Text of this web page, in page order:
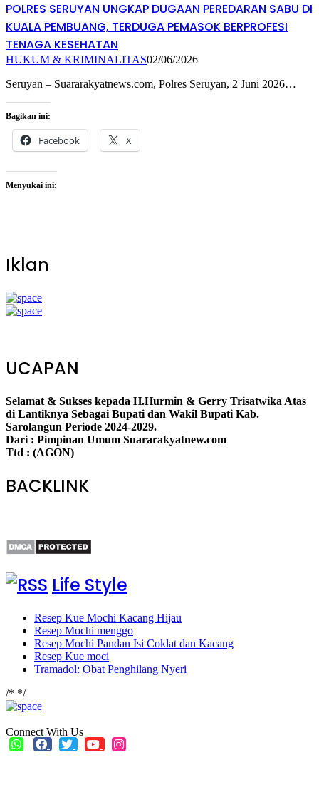
POLRES SERUYAN UNGKAP DUGAAN PEREDARAN SABU DI
KUALA PEMBUANG, TERDUGA PEMASOK BERPROFESI
TENAGA KESEHATAN
HUKUM & KRIMINALITAS02/06/2026
Seruyan – Suararakyatnews.com, Polres Seruyan, 2 Juni 2026…
Bagikan ini:
Facebook X
Menyukai ini:
Iklan
UCAPAN
Selamat & Sukses kepada H.Hurmin & Gerry Trisatwika Atas
di Lantiknya Sebagai Bupati dan Wakil Bupati Kab.
Sarolangun Periode 2024-2029.
Dari : Pimpinan Umum Suararakyatnew.com
Ttd : (AGON)
BACKLINK
Life Style
Resep Kue Mochi Kacang Hijau
Resep Mochi menggo
Resep Mochi Pandan Isi Coklat dan Kacang
Resep Kue moci
Tramadol: Obat Penghilang Nyeri
/* */
Connect With Us